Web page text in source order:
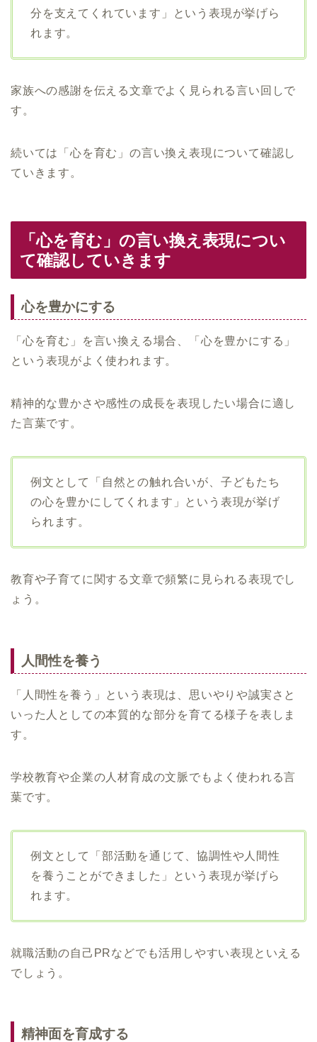
分を支えてくれています」という表現が挙げら
れます。
家族への感謝を伝える文章でよく見られる言い回しで
す。
続いては「心を育む」の言い換え表現について確認し
ていきます。
「心を育む」の言い換え表現につい
て確認していきます
心を豊かにする
「心を育む」を言い換える場合、「心を豊かにする」
という表現がよく使われます。
精神的な豊かさや感性の成長を表現したい場合に適し
た言葉です。
例文として「自然との触れ合いが、子どもたち
の心を豊かにしてくれます」という表現が挙げ
られます。
教育や子育てに関する文章で頻繁に見られる表現でし
ょう。
人間性を養う
「人間性を養う」という表現は、思いやりや誠実さと
いった人としての本質的な部分を育てる様子を表しま
す。
学校教育や企業の人材育成の文脈でもよく使われる言
葉です。
例文として「部活動を通じて、協調性や人間性
を養うことができました」という表現が挙げら
れます。
就職活動の自己PRなどでも活用しやすい表現といえる
でしょう。
精神面を育成する